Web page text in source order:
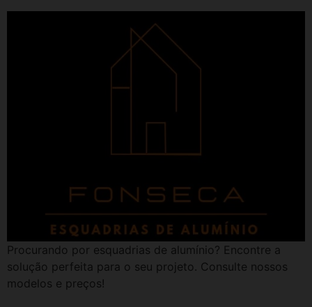
Procurando por esquadrias de alumínio? Encontre a
solução perfeita para o seu projeto. Consulte nossos
modelos e preços!